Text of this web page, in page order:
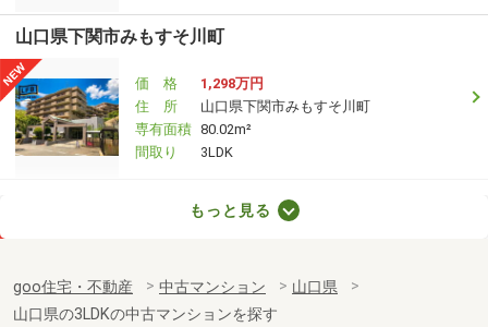
山口県下関市みもすそ川町
価 格
1,298万円
住 所
山口県下関市みもすそ川町
専有面積 80.02m²
間取り
3LDK
専有面積 64.06m²
間取り
3LDK
もっと見る
goo住宅・不動産 中古マンション
山口県
山口県の3LDKの中古マンションを探す